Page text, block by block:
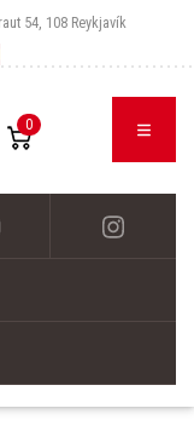
54, 108 Reykjavík
0